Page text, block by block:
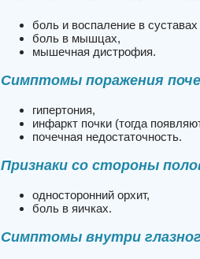
боль и воспаление в
боль в мышцах,
мышечная дистрофия.
Симптомы поражения
гипертония,
инфаркт почки (тогда
почечная недостаточность.
Признаки со стороны
односторонний орхит,
боль в яичках.
Симптомы внутри